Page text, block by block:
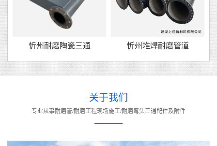
忻州耐磨陶瓷三通 忻州堆焊耐磨管道
关于我们
专业从事耐磨管/耐磨工程现场施工/耐磨弯头三通配件及附件